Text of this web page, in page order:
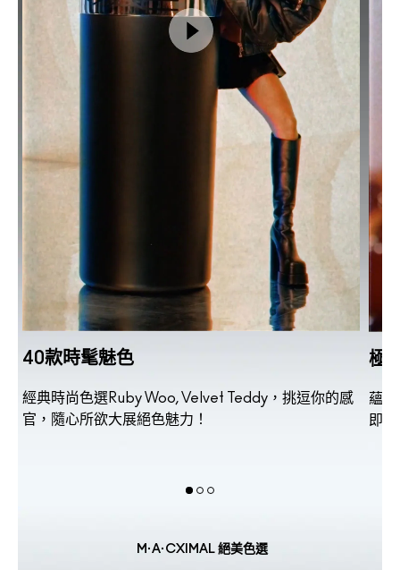
40款時髦魅色
經典時尚色選Ruby Woo, Velvet Teddy，挑逗你的感
官，隨心所欲大展絕色魅力！
極
蘊
即
M·A·CXIMAL 絕美色選